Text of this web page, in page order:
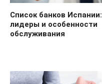
Список банков Испании:
лидеры и особенности
обслуживания